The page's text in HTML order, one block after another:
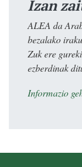
Izan
ALEA da
bezalako
Zuk ere
ezberdinak
Informazio